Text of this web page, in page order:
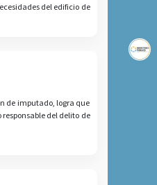
del edificio de
de imputado, logra que
del delito de